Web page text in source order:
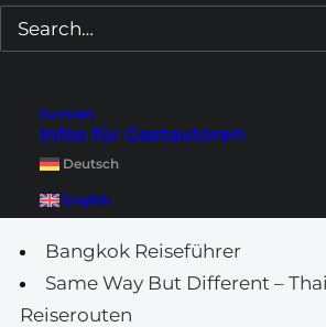
Kontakt
Infos für Gastautoren
Deutsch
English
Tokio Sehenswürdigkeiten
Sydney Tipps
London Sehenswürdigkeiten
Malediven auf eigene Faust
Unsere Reiseführer
Bangkok Reiseführer
Same Way But Different –
Reiserouten